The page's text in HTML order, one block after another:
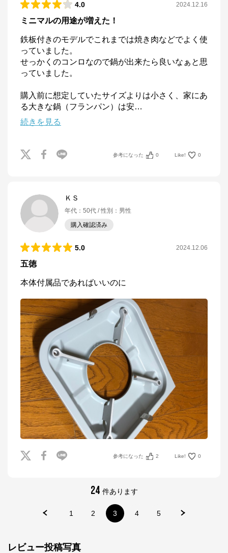
4.0 2024.12.16
ミニマルの用途が増えた！
鉄板付きのモデルでこれまでは焼き肉などでよく使
っていました。
せっかくのコンロなので鍋が出来たら良いなぁと思
っていました。
購入前に想定していたサイズよりは小さく、家にあ
る大きな鍋（フランパン）は安…
続きを見る
参考になった 0 Like! 0
ＫＳ
年代 ： 50代 性別 ： 男性
購入確認済み
5.0 2024.12.06
五徳
本体付属品であればいいのに
参考になった 2 Like! 0
24 件あります
1 2 3 4 5
レビュー投稿写真